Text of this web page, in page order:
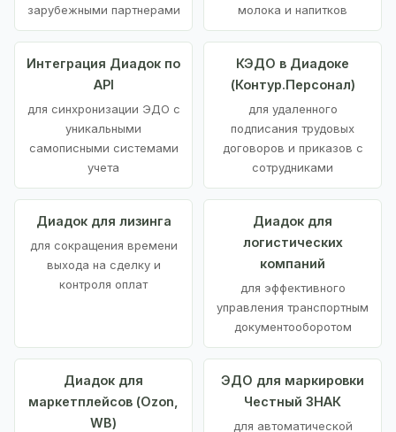
зарубежными партнерами
молока и напитков
Интеграция Диадок по
API
для синхронизации ЭДО с
уникальными
самописными системами
учета
КЭДО в Диадоке
(Контур.Персонал)
для удаленного
подписания трудовых
договоров и приказов с
сотрудниками
Диадок для лизинга
для сокращения времени
выхода на сделку и
контроля оплат
Диадок для
логистических
компаний
для эффективного
управления транспортным
документооборотом
Диадок для
маркетплейсов (Ozon,
WB)
ЭДО для маркировки
Честный ЗНАК
для автоматической